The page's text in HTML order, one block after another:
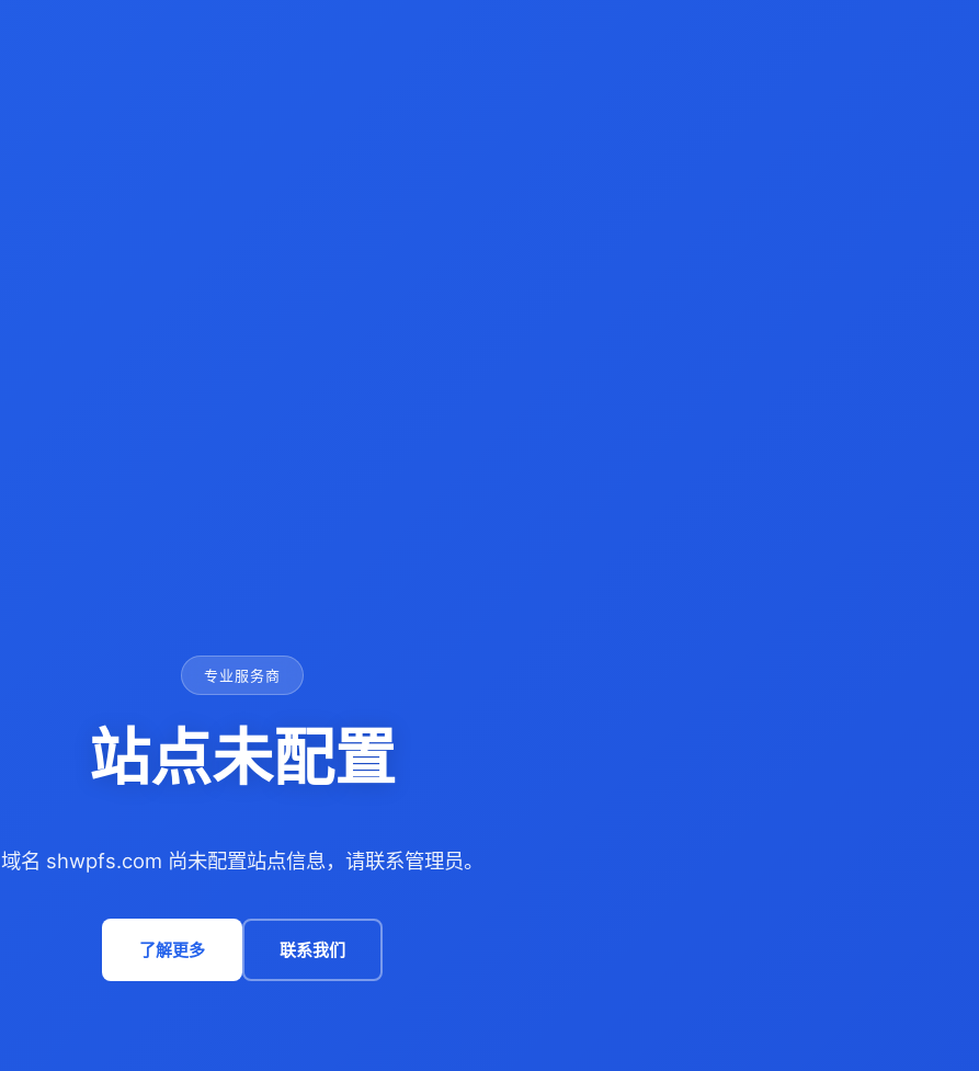
专业服务商
站点未配置
域名 shwpfs.com 尚未配置站点信息，请联系管理员。
了解更多 联系我们